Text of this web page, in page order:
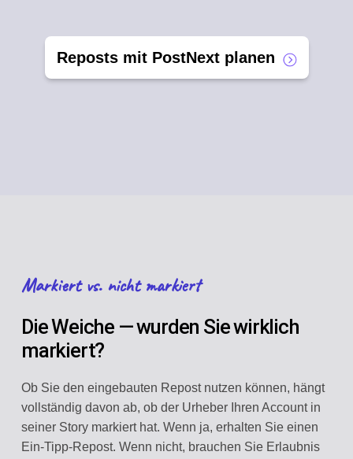
Reposts mit PostNext planen
Markiert vs. nicht markiert
Die Weiche — wurden Sie wirklich
markiert?
Ob Sie den eingebauten Repost nutzen können, hängt
vollständig davon ab, ob der Urheber Ihren Account in
seiner Story markiert hat. Wenn ja, erhalten Sie einen
Ein-Tipp-Repost. Wenn nicht, brauchen Sie Erlaubnis